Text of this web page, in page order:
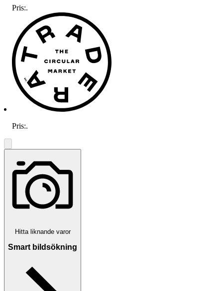
Pris:.
Pris:.
Hitta liknande varor
Smart bildsökning